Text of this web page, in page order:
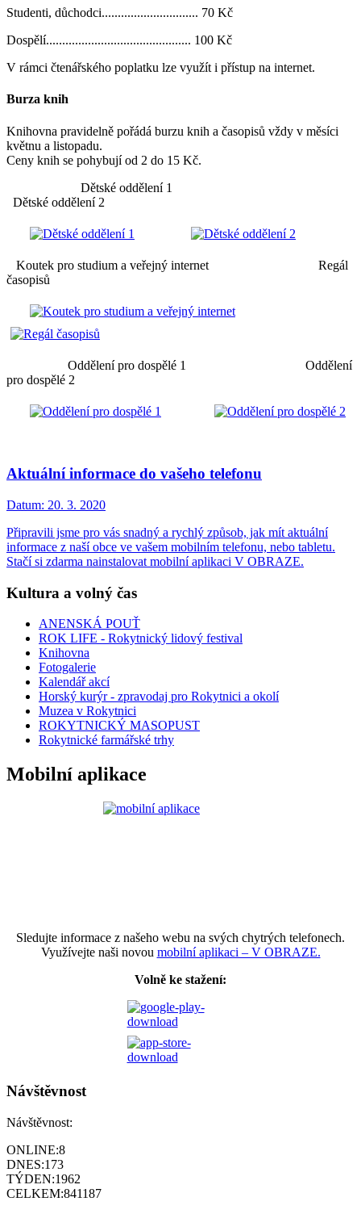
Studenti, důchodci.............................. 70 Kč
Dospělí............................................. 100 Kč
V rámci čtenářského poplatku lze využít i přístup na internet.
Burza knih
Knihovna pravidelně pořádá burzu knih a časopisů vždy v měsíci
květnu a listopadu.
Ceny knih se pohybují od 2 do 15 Kč.
Dětské oddělení 1
Dětské oddělení 2
Koutek pro studium a veřejný internet Regál
časopisů
Oddělení pro dospělé 1 Oddělení
pro dospělé 2
Aktuální informace do vašeho telefonu
Datum: 20. 3. 2020
Připravili jsme pro vás snadný a rychlý způsob, jak mít aktuální
informace z naší obce ve vašem mobilním telefonu, nebo tabletu.
Stačí si zdarma nainstalovat mobilní aplikaci V OBRAZE.
Kultura a volný čas
ANENSKÁ POUŤ
ROK LIFE - Rokytnický lidový festival
Knihovna
Fotogalerie
Kalendář akcí
Horský kurýr - zpravodaj pro Rokytnici a okolí
Muzea v Rokytnici
ROKYTNICKÝ MASOPUST
Rokytnické farmářské trhy
Mobilní aplikace
Sledujte informace z našeho webu na svých chytrých telefonech.
Využívejte naši novou mobilní aplikaci – V OBRAZE.
Volně ke stažení:
Návštěvnost
Návštěvnost:
ONLINE:8
DNES:173
TÝDEN:1962
CELKEM:841187